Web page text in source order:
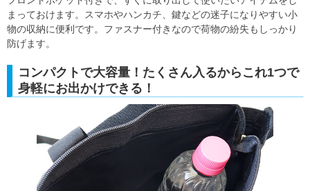
まっておけます。スマホやハンカチ、鍵などの迷子になりやすい小
物の収納に便利です。ファスナー付きなので荷物の紛失もしっかり
防げます。
コンパクトで大容量！たくさん入るからこれ1つで
身軽にお出かけできる！